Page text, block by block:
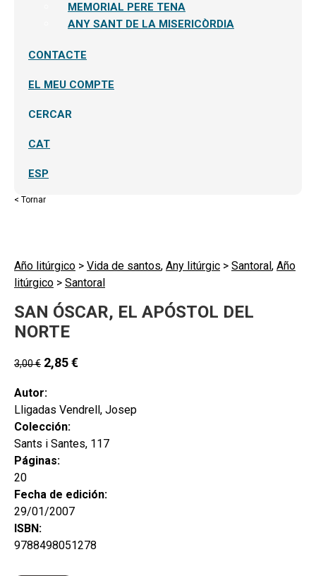
MEMORIAL PERE TENA
ANY SANT DE LA MISERICÒRDIA
CONTACTE
EL MEU COMPTE
CERCAR
CAT
ESP
< Tornar
Año litúrgico > Vida de santos, Any litúrgic > Santoral, Año
litúrgico > Santoral
SAN ÓSCAR, EL APÓSTOL DEL
NORTE
3,00€ 2,85€
Autor:
Lligadas Vendrell, Josep
Colección:
Sants i Santes, 117
Páginas:
20
Fecha de edición:
29/01/2007
ISBN:
9788498051278